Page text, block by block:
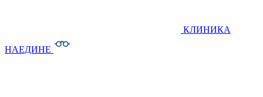
КЛИНИКА
НАЕДИНЕ